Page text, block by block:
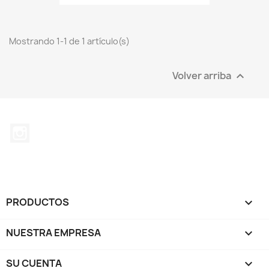
Mostrando 1-1 de 1 artículo(s)
Volver arriba 
PRODUCTOS 
NUESTRA EMPRESA 
SU CUENTA 